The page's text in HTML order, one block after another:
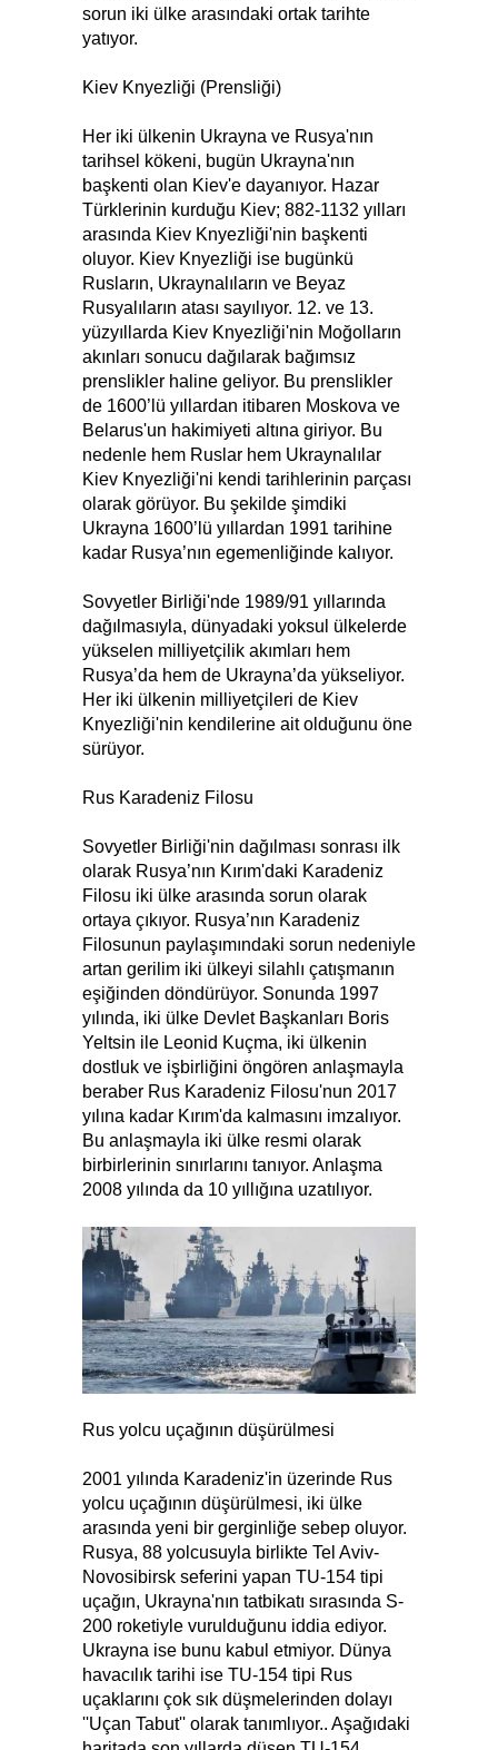
sorun iki ülke arasındaki ortak tarihte
yatıyor.
Kiev Knyezliği (Prensliği)
Her iki ülkenin Ukrayna ve Rusya'nın
tarihsel kökeni, bugün Ukrayna'nın
başkenti olan Kiev'e dayanıyor. Hazar
Türklerinin kurduğu Kiev; 882-1132 yılları
arasında Kiev Knyezliği'nin başkenti
oluyor. Kiev Knyezliği ise bugünkü
Rusların, Ukraynalıların ve Beyaz
Rusyalıların atası sayılıyor. 12. ve 13.
yüzyıllarda Kiev Knyezliği'nin Moğolların
akınları sonucu dağılarak bağımsız
prenslikler haline geliyor. Bu prenslikler
de 1600’lü yıllardan itibaren Moskova ve
Belarus'un hakimiyeti altına giriyor. Bu
nedenle hem Ruslar hem Ukraynalılar
Kiev Knyezliği'ni kendi tarihlerinin parçası
olarak görüyor. Bu şekilde şimdiki
Ukrayna 1600’lü yıllardan 1991 tarihine
kadar Rusya’nın egemenliğinde kalıyor.
Sovyetler Birliği'nde 1989/91 yıllarında
dağılmasıyla, dünyadaki yoksul ülkelerde
yükselen milliyetçilik akımları hem
Rusya’da hem de Ukrayna’da yükseliyor.
Her iki ülkenin milliyetçileri de Kiev
Knyezliği'nin kendilerine ait olduğunu öne
sürüyor.
Rus Karadeniz Filosu
Sovyetler Birliği'nin dağılması sonrası ilk
olarak Rusya’nın Kırım'daki Karadeniz
Filosu iki ülke arasında sorun olarak
ortaya çıkıyor. Rusya’nın Karadeniz
Filosunun paylaşımındaki sorun nedeniyle
artan gerilim iki ülkeyi silahlı çatışmanın
eşiğinden döndürüyor. Sonunda 1997
yılında, iki ülke Devlet Başkanları Boris
Yeltsin ile Leonid Kuçma, iki ülkenin
dostluk ve işbirliğini öngören anlaşmayla
beraber Rus Karadeniz Filosu'nun 2017
yılına kadar Kırım'da kalmasını imzalıyor.
Bu anlaşmayla iki ülke resmi olarak
birbirlerinin sınırlarını tanıyor. Anlaşma
2008 yılında da 10 yıllığına uzatılıyor.
Rus yolcu uçağının düşürülmesi
2001 yılında Karadeniz'in üzerinde Rus
yolcu uçağının düşürülmesi, iki ülke
arasında yeni bir gerginliğe sebep oluyor.
Rusya, 88 yolcusuyla birlikte Tel Aviv-
Novosibirsk seferini yapan TU-154 tipi
uçağın, Ukrayna'nın tatbikatı sırasında S-
200 roketiyle vurulduğunu iddia ediyor.
Ukrayna ise bunu kabul etmiyor. Dünya
havacılık tarihi ise TU-154 tipi Rus
uçaklarını çok sık düşmelerinden dolayı
''Uçan Tabut'' olarak tanımlıyor.. Aşağıdaki